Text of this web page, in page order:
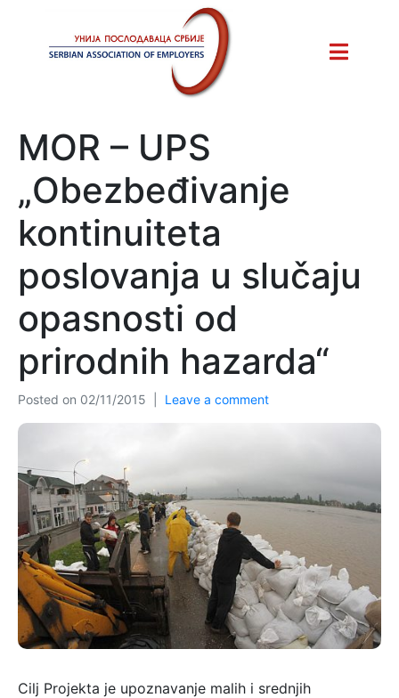
MOR – UPS
„Obezbeđivanje
kontinuiteta
poslovanja u slučaju
opasnosti od
prirodnih hazarda“
Posted on 02/11/2015 Leave a comment
Cilj Projekta je upoznavanje malih i srednjih